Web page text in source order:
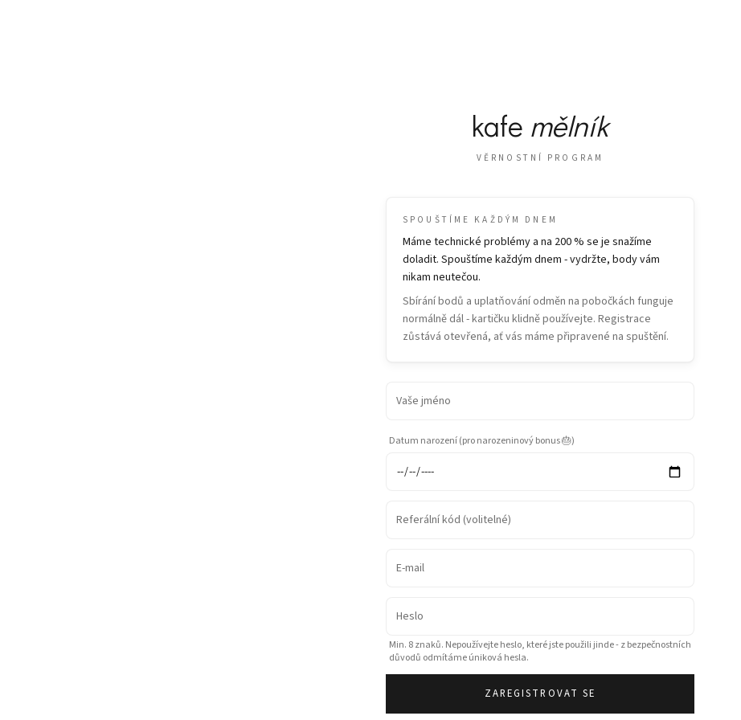
kafe mělník
VĚRNOSTNÍ PROGRAM
SPOUŠTÍME KAŽDÝM DNEM
Máme technické problémy a na 200 % se je snažíme
doladit. Spouštíme každým dnem - vydržte, body vám
nikam neutečou.
Sbírání bodů a uplatňování odměn na pobočkách funguje
normálně dál - kartičku klidně používejte. Registrace
zůstává otevřená, ať vás máme připravené na spuštění.
Datum narození (pro narozeninový bonus 🎂)
Min. 8 znaků. Nepoužívejte heslo, které jste použili jinde - z bezpečnostních
důvodů odmítáme úniková hesla.
ZAREGISTROVAT SE